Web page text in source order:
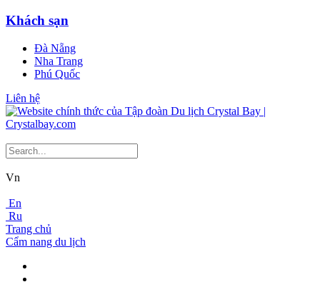
Khách sạn
Đà Nẵng
Nha Trang
Phú Quốc
Liên hệ
Vn
En
Ru
Trang chủ
Cẩm nang du lịch